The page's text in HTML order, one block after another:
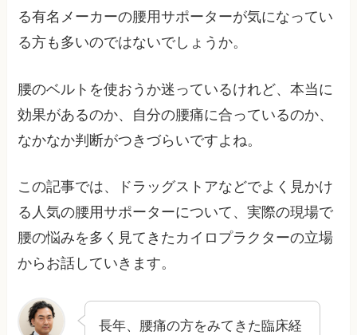
る有名メーカーの腰用サポーターが気になってい
る方も多いのではないでしょうか。
腰のベルトを使おうか迷っているけれど、本当に
効果があるのか、自分の腰痛に合っているのか、
なかなか判断がつきづらいですよね。
この記事では、ドラッグストアなどでよく見かけ
る人気の腰用サポーターについて、実際の現場で
腰の悩みを多く見てきたカイロプラクターの立場
からお話していきます。
長年、腰痛の方をみてきた臨床経